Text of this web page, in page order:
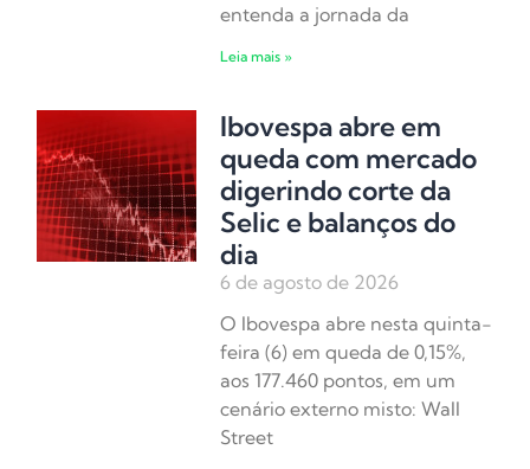
entenda a jornada da
Leia mais »
Ibovespa abre em
queda com mercado
digerindo corte da
Selic e balanços do
dia
6 de agosto de 2026
O Ibovespa abre nesta quinta-
feira (6) em queda de 0,15%,
aos 177.460 pontos, em um
cenário externo misto: Wall
Street